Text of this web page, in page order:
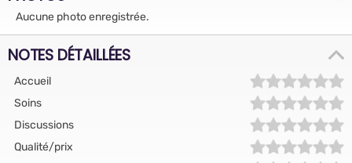
Aucune photo enregistrée.
NOTES DÉTAILLÉES
Accueil
Soins
Discussions
Qualité/prix